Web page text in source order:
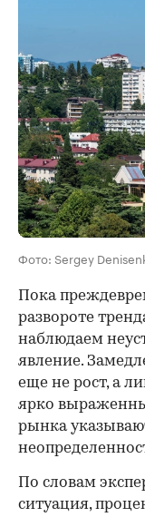
Фото: Sergey
Пока
развороте
наблюдаем
явление.
еще не рост, а
ярко
рынка
По словам
ситуация,